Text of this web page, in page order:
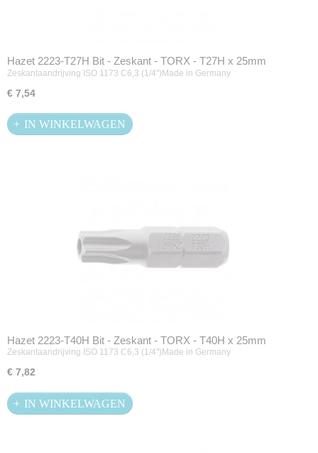
Hazet 2223-T27H Bit - Zeskant - TORX - T27H x 25mm
Zeskantaandrijving ISO 1173 C6,3 (1/4'')Made in Germany
€ 7,54
IN WINKELWAGEN
Hazet 2223-T40H Bit - Zeskant - TORX - T40H x 25mm
Zeskantaandrijving ISO 1173 C6,3 (1/4'')Made in Germany
€ 7,82
IN WINKELWAGEN